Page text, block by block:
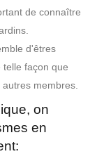
de connaître
d'êtres
façon que
membres.
on
en